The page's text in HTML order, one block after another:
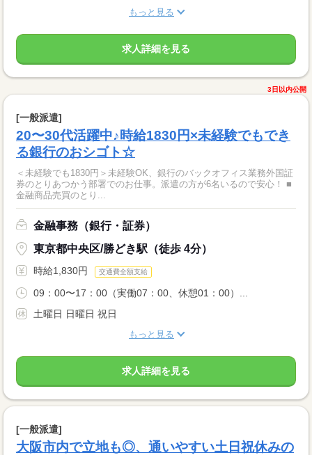
もっと見る
求人詳細を見る
3日以内公開
[一般派遣]
20〜30代活躍中♪時給1830円×未経験でもでき
る銀行のおシゴト☆
＜未経験でも1830円＞未経験OK、銀行のバックオフィス業務外国証
券のとりあつかう部署でのお仕事。派遣の方が6名いるので安心！ ■
金融商品売買のとり...
金融事務（銀行・証券）
東京都中央区/勝どき駅（徒歩 4分）
時給1,830円 交通費全額支給
09：00〜17：00（実働07：00、休憩01：00）...
土曜日 日曜日 祝日
もっと見る
求人詳細を見る
[一般派遣]
大阪市内で立地も◎、通いやすい土日祝休みの